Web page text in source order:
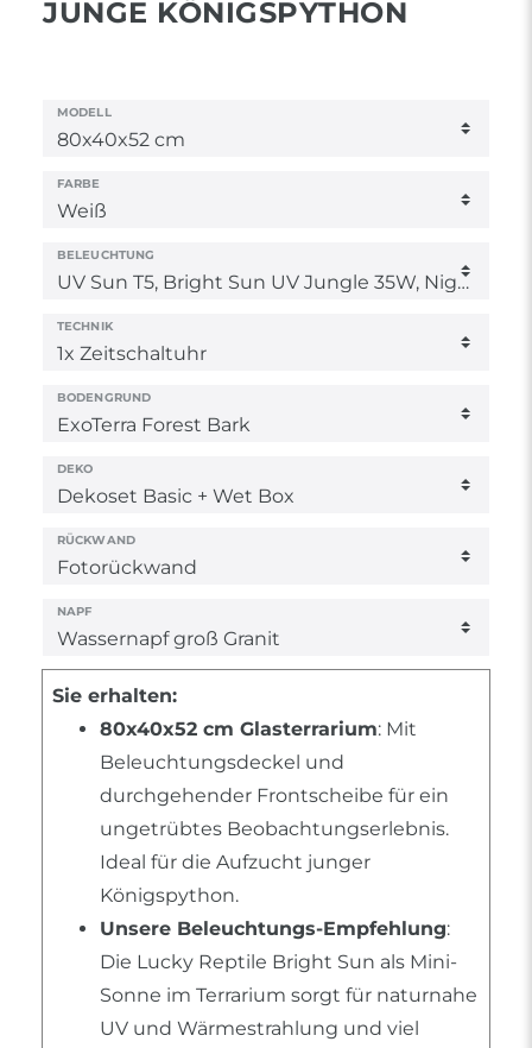
JUNGE KÖNIGSPYTHON
MODELL
FARBE
BELEUCHTUNG
TECHNIK
BODENGRUND
DEKO
RÜCKWAND
NAPF
Sie erhalten:
80x40x52 cm Glasterrarium: Mit
Beleuchtungsdeckel und
durchgehender Frontscheibe für ein
ungetrübtes Beobachtungserlebnis.
Ideal für die Aufzucht junger
Königspython.
Unsere Beleuchtungs-Empfehlung:
Die Lucky Reptile Bright Sun als Mini-
Sonne im Terrarium sorgt für naturnahe
UV und Wärmestrahlung und viel